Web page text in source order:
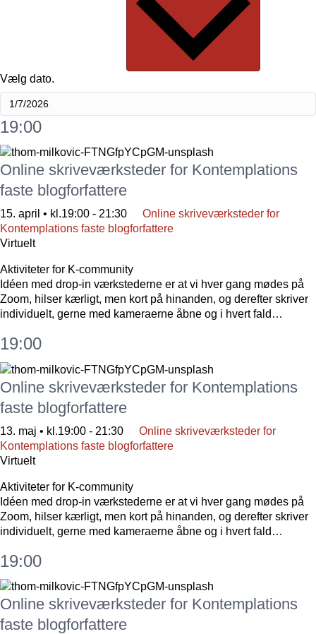
Vælg dato.
19:00
Online skriveværksteder for Kontemplations
faste blogforfattere
15. april • kl.19:00 - 21:30
Online skriveværksteder for
Kontemplations faste blogforfattere
Virtuelt
Aktiviteter for K-community
Idéen med drop-in værkstederne er at vi hver gang mødes på
Zoom, hilser kærligt, men kort på hinanden, og derefter skriver
individuelt, gerne med kameraerne åbne og i hvert fald…
19:00
Online skriveværksteder for Kontemplations
faste blogforfattere
13. maj • kl.19:00 - 21:30
Online skriveværksteder for
Kontemplations faste blogforfattere
Virtuelt
Aktiviteter for K-community
Idéen med drop-in værkstederne er at vi hver gang mødes på
Zoom, hilser kærligt, men kort på hinanden, og derefter skriver
individuelt, gerne med kameraerne åbne og i hvert fald…
19:00
Online skriveværksteder for Kontemplations
faste blogforfattere